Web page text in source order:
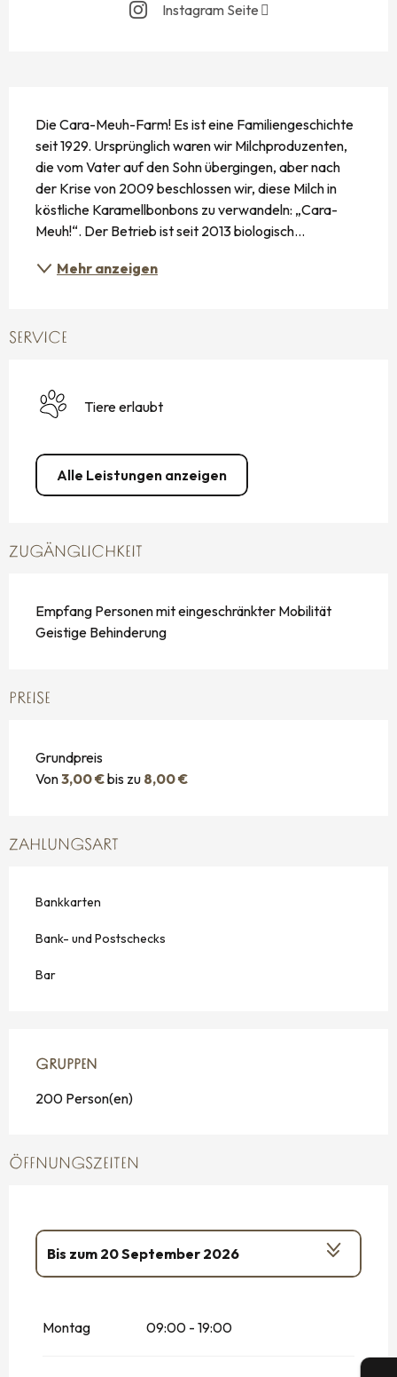
Instagram Seite
Die Cara-Meuh-Farm! Es ist eine Familiengeschichte
seit 1929. Ursprünglich waren wir Milchproduzenten,
die vom Vater auf den Sohn übergingen, aber nach
der Krise von 2009 beschlossen wir, diese Milch in
köstliche Karamellbonbons zu verwandeln: „Cara-
Meuh!“. Der Betrieb ist seit 2013 biologisch...
Mehr anzeigen
SERVICE
Tiere erlaubt
Alle Leistungen anzeigen
ZUGÄNGLICHKEIT
Empfang Personen mit eingeschränkter Mobilität
Geistige Behinderung
PREISE
Grundpreis
Von3,00 €bis zu 8,00 €
ZAHLUNGSART
Bankkarten
Bank- und Postschecks
Bar
GRUPPEN
GRUPPEN
200 Person(en)
ÖFFNUNGSZEITEN
Bis zum 20 September 2026
vom 21 September 2026
Montag 09:00 - 19:00